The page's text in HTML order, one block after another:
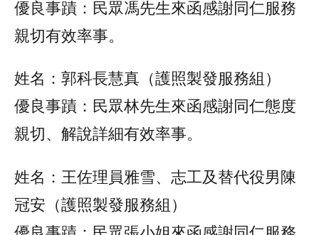
優良事蹟：民眾馮先生來函感謝同仁服務
親切有效率事。
姓名：郭科長慧真（護照製發服務組）
優良事蹟：民眾林先生來函感謝同仁態度
親切、解說詳細有效率事。
姓名：王佐理員雅雪、志工及替代役男陳
冠安（護照製發服務組）